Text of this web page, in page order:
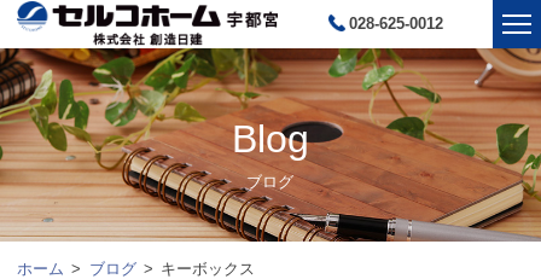
028-625-0012
Blog
ブログ
ホーム ブログ キーボックス